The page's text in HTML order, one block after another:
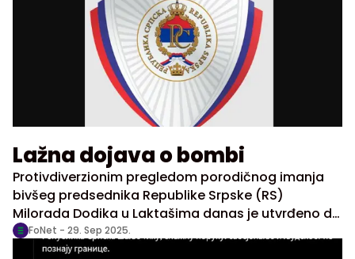
Lažna dojava o bombi
Protivdiverzionim pregledom porodičnog imanja
bivšeg predsednika Republike Srpske (RS)
Milorada Dodika u Laktašima danas je utvrđeno da
je bila lažna dojava o postavljenoj bombi,
potvrđeno je za RTRS u Ministarstvu unutrašnjih
FoNet - 29. Sep 2025.